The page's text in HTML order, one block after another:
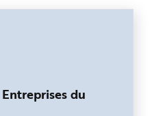
du